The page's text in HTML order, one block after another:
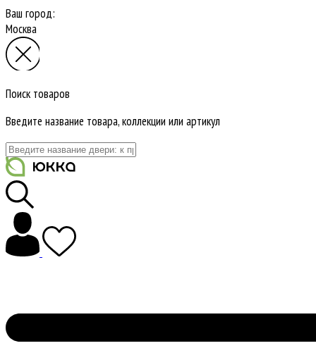
Ваш город:
Москва
Поиск товаров
Введите название товара, коллекции или артикул